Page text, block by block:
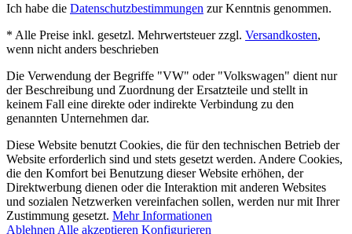
Ich habe die Datenschutzbestimmungen zur Kenntnis genommen.
* Alle Preise inkl. gesetzl. Mehrwertsteuer zzgl. Versandkosten,
wenn nicht anders beschrieben
Die Verwendung der Begriffe "VW" oder "Volkswagen" dient nur
der Beschreibung und Zuordnung der Ersatzteile und stellt in
keinem Fall eine direkte oder indirekte Verbindung zu den
genannten Unternehmen dar.
Diese Website benutzt Cookies, die für den technischen Betrieb der
Website erforderlich sind und stets gesetzt werden. Andere Cookies,
die den Komfort bei Benutzung dieser Website erhöhen, der
Direktwerbung dienen oder die Interaktion mit anderen Websites
und sozialen Netzwerken vereinfachen sollen, werden nur mit Ihrer
Zustimmung gesetzt. Mehr Informationen
Ablehnen Alle akzeptieren Konfigurieren